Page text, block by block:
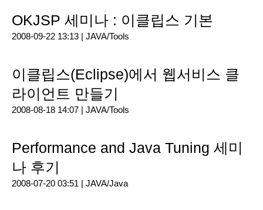
OKJSP 세미나 : 이클립스 기본
2008-09-22 13:13 | JAVA/Tools
이클립스(Eclipse)에서 웹서비스 클
라이언트 만들기
2008-08-18 14:07 | JAVA/Tools
Performance and Java Tuning 세미
나 후기
2008-07-20 03:51 | JAVA/Java